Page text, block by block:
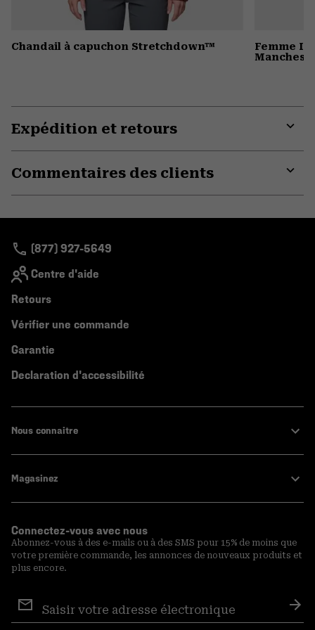
Chandail à capuchon Stretchdown™
Femme
Manches
Expédition et retours
Commentaires des clients
(877) 927-5649
Centre d'aide
Retours
Vérifier une commande
Garantie
Declaration d'accessibilité
Nous connaitre
Magasinez
Connectez-vous avec nous
Abonnez-vous à des e-mails ou à des SMS pour 15% de moins que
votre première commande, les annonces de nouveaux produits et
plus encore.
aux
courriels